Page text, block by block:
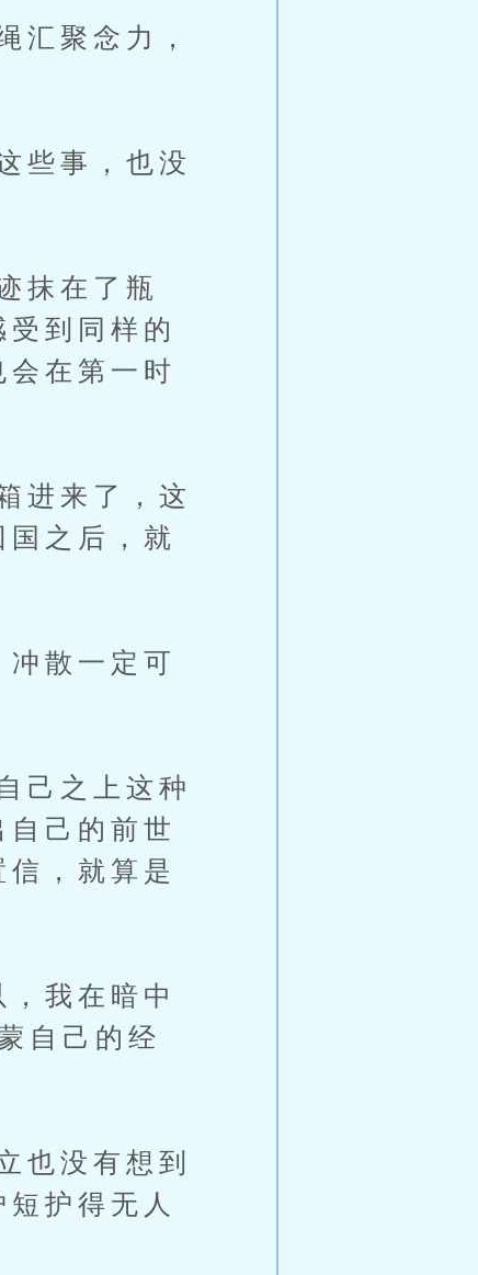
聚念力，
些事，也没
抹在了瓶
到同样的
在第一时
进来了，这
之后，就
散一定可
己之上这种
己的前世
，就算是
我在暗中
自己的经
也没有想到
护得无人